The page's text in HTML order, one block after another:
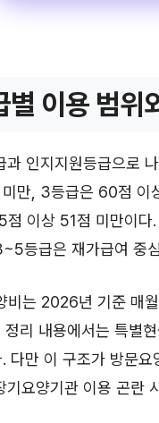
이용 범위
인지지원등급으로
만, 3등급은 60점
점 이상 51점 미만이
등급은 재가급여 중
비는 2026년 기준 매
리 내용에서는 특별
다만 이 구조가 방문
기요양기관 이용 곤란